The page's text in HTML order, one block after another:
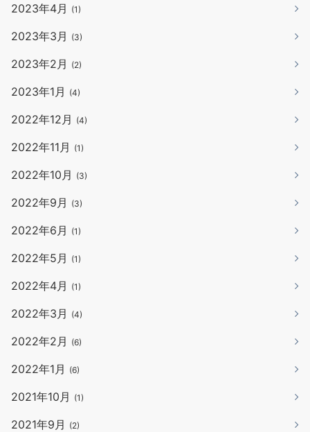
2023年4月 (1)
2023年3月 (3)
2023年2月 (2)
2023年1月 (4)
2022年12月 (4)
2022年11月 (1)
2022年10月 (3)
2022年9月 (3)
2022年6月 (1)
2022年5月 (1)
2022年4月 (1)
2022年3月 (4)
2022年2月 (6)
2022年1月 (6)
2021年10月 (1)
2021年9月 (2)